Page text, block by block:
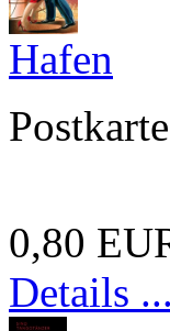
Hafen
Postkarte
0,80
Details ...